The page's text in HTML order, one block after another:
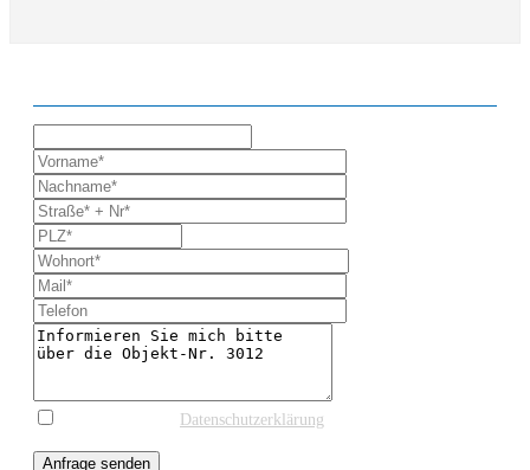
Datenschutzerklärung
Anfrage senden